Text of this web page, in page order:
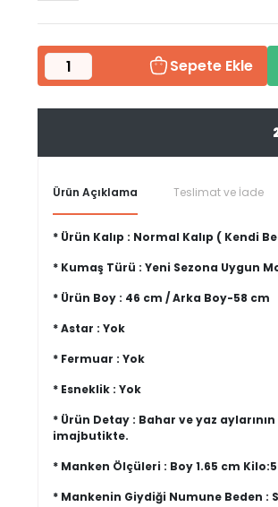
Sepete Ekle
Ürün Açıklama Teslimat ve İade
* Ürün Kalıp : Normal Kalıp ( Kendi
* Kumaş Türü : Yeni Sezona Uygun
* Ürün Boy : 46 cm / Arka Boy-58 cm
* Astar : Yok
* Fermuar : Yok
* Esneklik : Yok
* Ürün Detay : Bahar ve yaz
imajbutikte.
* Manken Ölçüleri : Boy 1.65 cm
* Mankenin Giydiği Numune Beden :